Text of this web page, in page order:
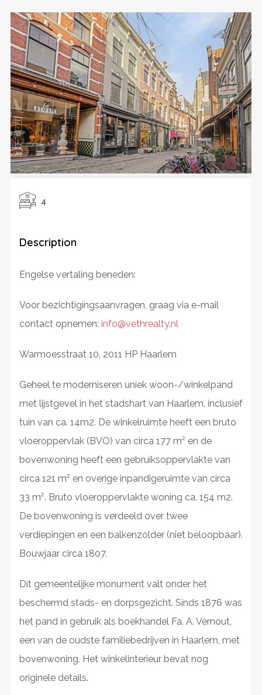
4
Description
Engelse vertaling beneden:
Voor bezichtigingsaanvragen, graag via e-mail
contact opnemen: info@vethrealty.nl
Warmoesstraat 10, 2011 HP Haarlem
Geheel te moderniseren uniek woon-/winkelpand
met lijstgevel in het stadshart van Haarlem, inclusief
tuin van ca. 14m2. De winkelruimte heeft een bruto
vloeroppervlak (BVO) van circa 177 m² en de
bovenwoning heeft een gebruiksoppervlakte van
circa 121 m² en overige inpandigeruimte van circa
33 m². Bruto vloeroppervlakte woning ca. 154 m2.
De bovenwoning is verdeeld over twee
verdiepingen en een balkenzolder (niet beloopbaar).
Bouwjaar circa 1807.
Dit gemeentelijke monument valt onder het
beschermd stads- en dorpsgezicht. Sinds 1876 was
het pand in gebruik als boekhandel Fa. A. Vernout,
een van de oudste familiebedrijven in Haarlem, met
bovenwoning. Het winkelinterieur bevat nog
originele details.